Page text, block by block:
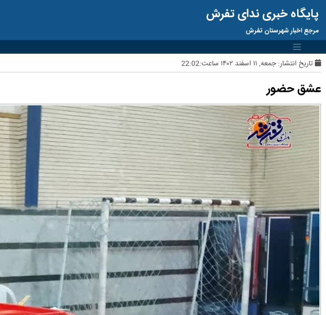
پایگاه خبری ندای تفرش
مرجع اخبار شهرستان تفرش
تاریخ انتشار:جمعه, ۱۱ اسفند ۱۴۰۲ ساعت:22:02
عشق حضور